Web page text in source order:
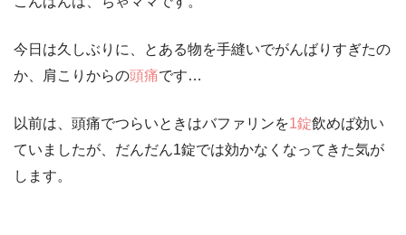
今日は久しぶりに、とある物を手縫いでがんばりすぎたの
か、肩こりからの頭痛です…
以前は、頭痛でつらいときはバファリンを1錠飲めば効い
ていましたが、だんだん1錠では効かなくなってきた気が
します。